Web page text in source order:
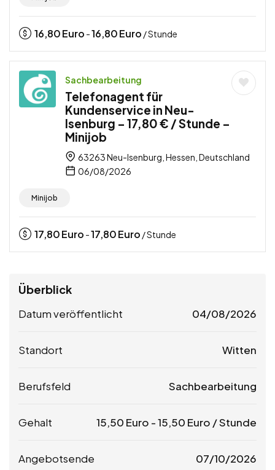
16,80Euro -16,80Euro / Stunde
Sachbearbeitung
Telefonagent für
Kundenservice in Neu-
Isenburg – 17,80 € / Stunde –
Minijob
63263 Neu-Isenburg, Hessen, Deutschland
06/08/2026
Minijob
17,80Euro -17,80Euro / Stunde
Überblick
Datum veröffentlicht 04/08/2026
Standort Witten
Berufsfeld Sachbearbeitung
Gehalt 15,50 Euro -15,50 Euro / Stunde
Angebotsende 07/10/2026